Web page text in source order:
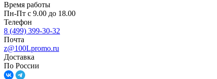
Время работы
Пн-Пт с 9.00 до 18.00
Телефон
8 (499) 399-30-32
Почта
z@100Lpromo.ru
Доставка
По России